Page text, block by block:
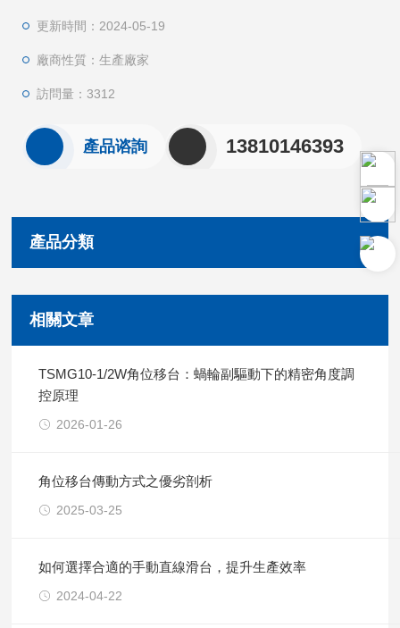
更新時間：2024-05-19
廠商性質：生產廠家
訪問量：3312
產品谘詢 13810146393
產品分類
相關文章
TSMG10-1/2W角位移台：蝸輪副驅動下的精密角度調
控原理
2026-01-26
角位移台傳動方式之優劣剖析
2025-03-25
如何選擇合適的手動直線滑台，提升生產效率
2024-04-22